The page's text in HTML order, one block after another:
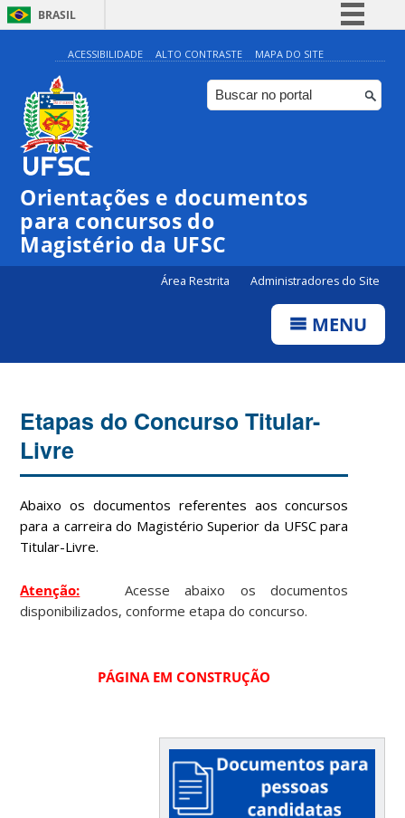
BRASIL
Simplifique!
Comunica BR
Participe
Canais
ACESSIBILIDADE ALTO CONTRASTE MAPA DO SITE
Orientações e documentos
para concursos do
Magistério da UFSC
Área Restrita Administradores do Site
MENU
Etapas do Concurso Titular-
Livre
Abaixo os documentos referentes aos concursos
para a carreira do Magistério Superior da UFSC para
Titular-Livre.
Atenção: Acesse abaixo os documentos
disponibilizados, conforme etapa do concurso.
PÁGINA EM CONSTRUÇÃO